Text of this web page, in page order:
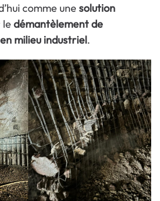
comme une solution
le démantèlement de
milieu industriel.